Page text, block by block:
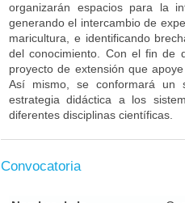
organizarán espacios para la
generando el intercambio de
maricultura, e identificando
del conocimiento. Con el fin de
proyecto de extensión que
Así mismo, se conformará un
estrategia didáctica a los
diferentes disciplinas científicas.
Convocatoria